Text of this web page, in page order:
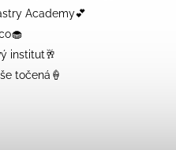
Academy💕
institut🥂
točená🍦